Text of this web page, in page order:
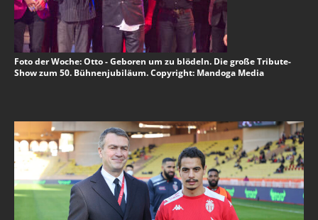
Foto der Woche: Otto - Geboren um zu blödeln. Die große Tribute-
Show zum 50. Bühnenjubiläum. Copyright: Mandoga Media